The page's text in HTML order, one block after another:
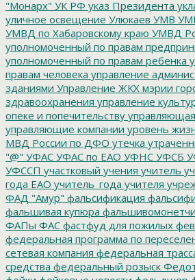
"Монарх" УК РФ указ Президента
уличное освещение Улюкаев УМВ
УМВД по Хабаровскому краю УМВД
уполномоченный по правам
уполномоченный по правам ребенка
правам человека управление
зданиями Управление ЖКХ мэрии
здравоохранения управление
опеке и попечительству
управляющие компании уровень
МВД России по ДФО утечка
"@" УФАС УФАС по ЕАО УФНС УФСБ
УФССП участковый учения учитель
года ЕАО учитель_года учителя
ФАД "Амур" фальсификация
фальшивая купюра
ФАПы ФАС фастфуд для пожилых
федеральная программа по
сетевая компания федеральная
средства федеральный розыск